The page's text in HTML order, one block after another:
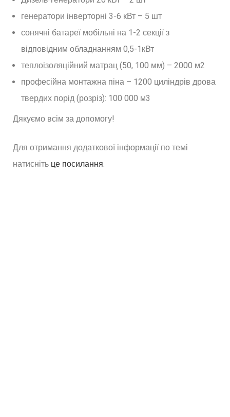
генератори інверторні 3-6 кВт – 5 шт
сонячні батареї мобільні на 1-2 секції з
відповідним обладнанням 0,5-1кВт
теплоізоляційний матрац (50, 100 мм) – 2000 м2
професійна монтажна піна – 1200 циліндрів дрова
твердих порід (розріз): 100 000 м3
Дякуємо всім за допомогу!
Для отримання додаткової інформації по темі
натисніть це посилання.